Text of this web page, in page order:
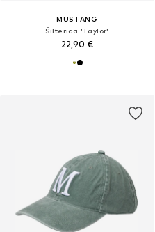
MUSTANG
Šilterica 'Taylor'
22,90 €